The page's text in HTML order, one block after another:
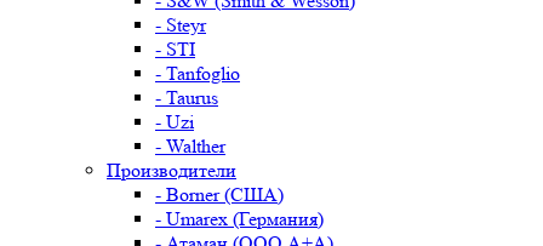
- Steyr
- STI
- Tanfoglio
- Taurus
- Uzi
- Walther
Производители
- Borner (США)
- Umarex (Германия)